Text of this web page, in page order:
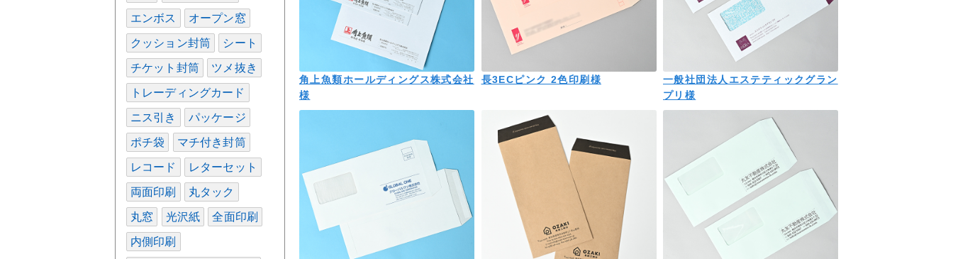
角上魚類ホールディングス株式会社
様
長3ECピンク 2色印刷様
一般社団法人エステティックグラン
プリ様
エンボス オープン窓
クッション封筒 シート
チケット封筒 ツメ抜き
トレーディングカード
ニス引き パッケージ
ポチ袋 マチ付き封筒
レコード レターセット
両面印刷 丸タック
丸窓 光沢紙 全面印刷
内側印刷